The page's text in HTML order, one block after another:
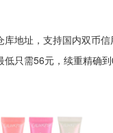
库地址，支持国内双币
只需56元，续重精确到